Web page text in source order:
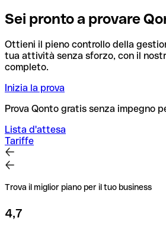
Sei pronto a provare
Ottieni il pieno controllo della
tua attività senza sforzo, con il
completo.
Inizia la prova
Prova Qonto gratis senza impegno
Lista d'attesa
Tariffe
Trova il miglior piano per il tuo business
4,7